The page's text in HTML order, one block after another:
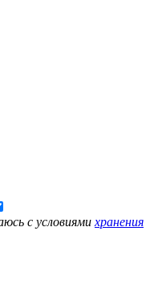
с условиями хранения